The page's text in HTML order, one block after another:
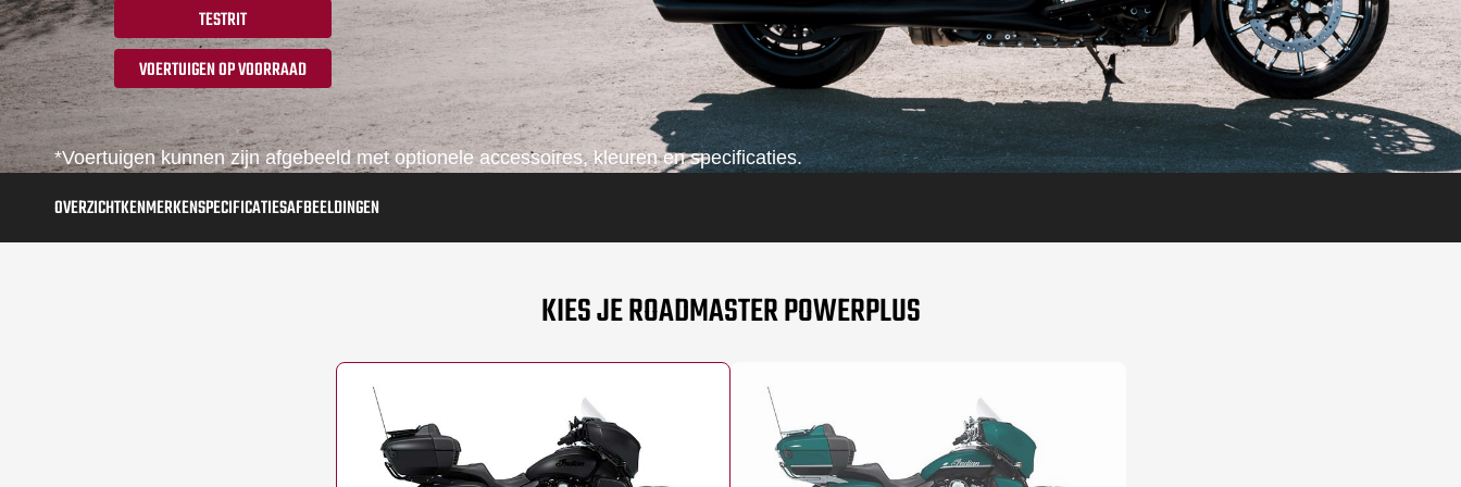
TESTRIT
VOERTUIGEN OP VOORRAAD
*Voertuigen kunnen zijn afgebeeld met optionele accessoires, kleuren en specificaties.
OVERZICHTKENMERKENSPECIFICATIESAFBEELDINGEN
KIES JE ROADMASTER POWERPLUS